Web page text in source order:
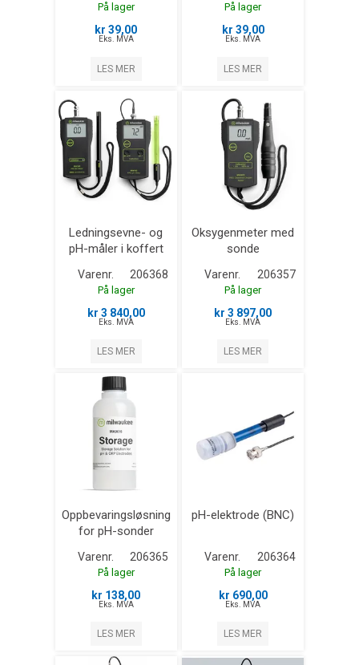
På lager
kr 39,00
Eks. MVA
LES MER
På lager
kr 39,00
Eks. MVA
LES MER
Ledningsevne- og
pH-måler i koffert
Varenr. 206368
På lager
kr 3 840,00
Eks. MVA
LES MER
Oksygenmeter med
sonde
Varenr. 206357
På lager
kr 3 897,00
Eks. MVA
LES MER
Oppbevaringsløsning
for pH-sonder
Varenr. 206365
På lager
kr 138,00
Eks. MVA
LES MER
pH-elektrode (BNC)
Varenr. 206364
På lager
kr 690,00
Eks. MVA
LES MER